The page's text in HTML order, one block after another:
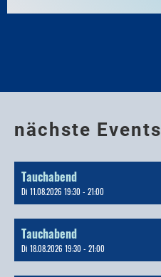
nächste Events
Tauchabend
Di 11.08.2026 19:30 - 21:00
Tauchabend
Di 18.08.2026 19:30 - 21:00